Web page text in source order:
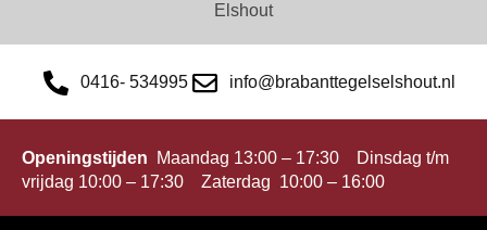
Elshout
0416- 534995 info@brabanttegelselshout.nl
Openingstijden
Maandag 13:00 – 17:30 Dinsdag t/m
vrijdag 10:00 – 17:30 Zaterdag 10:00 – 16:00